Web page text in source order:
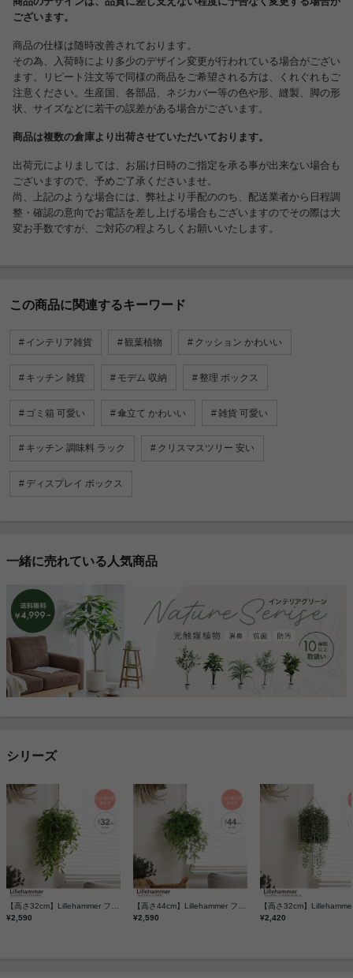
ございます。
商品の仕様は随時改善されております。
その為、入荷時により多少のデザイン変更が行われている場合がござい
ます。リピート注文等で同様の商品をご希望される方は、くれぐれもご
注意ください。生産国、各部品、ネジカバー等の色や形、縫製、脚の形
状、サイズなどに若干の誤差がある場合がございます。
商品は複数の倉庫より出荷させていただいております。
出荷元によりましては、お届け日時のご指定を承る事が出来ない場合も
ございますので、予めご了承くださいませ。
尚、上記のような場合には、弊社より手配ののち、配送業者から日程調
整・確認の意向でお電話を差し上げる場合もございますのでその際は大
変お手数ですが、ご対応の程よろしくお願いいたします。
この商品に関連するキーワード
インテリア雑貨 観葉植物 クッション かわいい
キッチン 雑貨 モデム 収納 整理 ボックス
ゴミ箱 可愛い 傘立て かわいい 雑貨 可愛い
キッチン 調味料 ラック クリスマスツリー 安い
ディスプレイ ボックス
一緒に売れている人気商品
シリーズ
¥2,590
¥2,590
¥2,420